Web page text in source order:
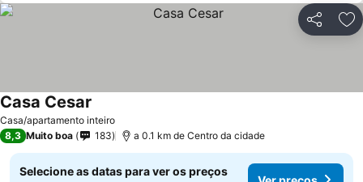
Partilhar
Casa/apartamento inteiro
Casa Cesar
8,3 Muito boa 183 a 0.1 km de Centro da cidade
Selecione as datas para ver os preços